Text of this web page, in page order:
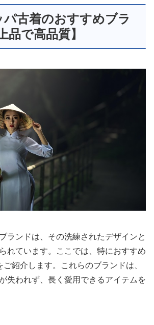
古着のおすすめブラ
品で高品質】
ランドは、その洗練されたデザインと
れています。ここでは、特におすすめ
紹介します。これらのブランドは、
失われず、長く愛用できるアイテムを